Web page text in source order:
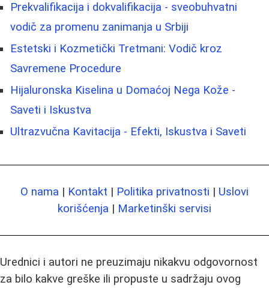
Prekvalifikacija i dokvalifikacija - sveobuhvatni
vodič za promenu zanimanja u Srbiji
Estetski i Kozmetički Tretmani: Vodič kroz
Savremene Procedure
Hijaluronska Kiselina u Domaćoj Nega Kože -
Saveti i Iskustva
Ultrazvučna Kavitacija - Efekti, Iskustva i Saveti
O nama | Kontakt | Politika privatnosti | Uslovi
korišćenja | Marketinški servisi
Urednici i autori ne preuzimaju nikakvu odgovornost
za bilo kakve greške ili propuste u sadržaju ovog